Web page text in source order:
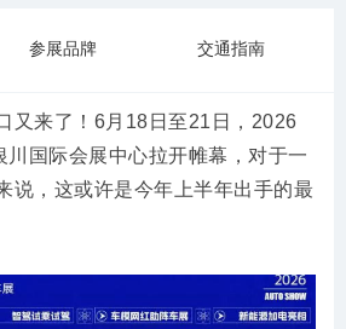
参展品牌 交通指南
又来了！6月18日至21日，2026
国际会展中心拉开帷幕，对于一
说，这或许是今年上半年出手的最